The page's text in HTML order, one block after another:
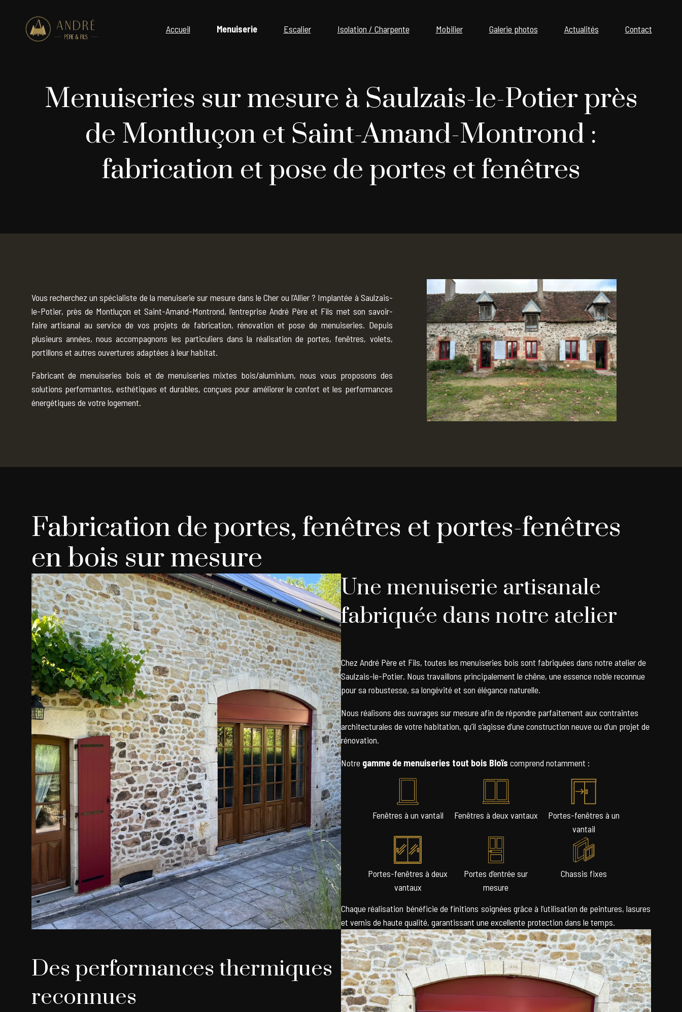
Accueil Menuiserie Escalier Isolation / Charpente Mobilier Galerie photos Actualités Contact
Menuiseries sur mesure à Saulzais-le-Potier près
de Montluçon et Saint-Amand-Montrond :
fabrication et pose de portes et fenêtres
Vous recherchez un spécialiste de la menuiserie sur mesure dans le Cher ou l’Allier ? Implantée à Saulzais-
le-Potier, près de Montluçon et Saint-Amand-Montrond, l’entreprise André Père et Fils met son savoir-
faire artisanal au service de vos projets de fabrication, rénovation et pose de menuiseries. Depuis
plusieurs années, nous accompagnons les particuliers dans la réalisation de portes, fenêtres, volets,
portillons et autres ouvertures adaptées à leur habitat.
Fabricant de menuiseries bois et de menuiseries mixtes bois/aluminium, nous vous proposons des
solutions performantes, esthétiques et durables, conçues pour améliorer le confort et les performances
énergétiques de votre logement.
Fabrication de portes, fenêtres et portes-fenêtres
en bois sur mesure
Une menuiserie artisanale
fabriquée dans notre atelier
Chez André Père et Fils, toutes les menuiseries bois sont fabriquées dans notre atelier de
Saulzais-le-Potier. Nous travaillons principalement le chêne, une essence noble reconnue
pour sa robustesse, sa longévité et son élégance naturelle.
Nous réalisons des ouvrages sur mesure afin de répondre parfaitement aux contraintes
architecturales de votre habitation, qu’il s’agisse d’une construction neuve ou d’un projet de
rénovation.
Notre gamme de menuiseries tout bois Bloïs comprend notamment :
Fenêtres à un vantail Fenêtres à deux vantaux
Portes-fenêtres à un
vantail
Portes-fenêtres à deux
vantaux
Portes d’entrée sur
mesure
Chassis fixes
Chaque réalisation bénéficie de finitions soignées grâce à l’utilisation de peintures, lasures
et vernis de haute qualité, garantissant une excellente protection dans le temps.
Des performances thermiques
reconnues